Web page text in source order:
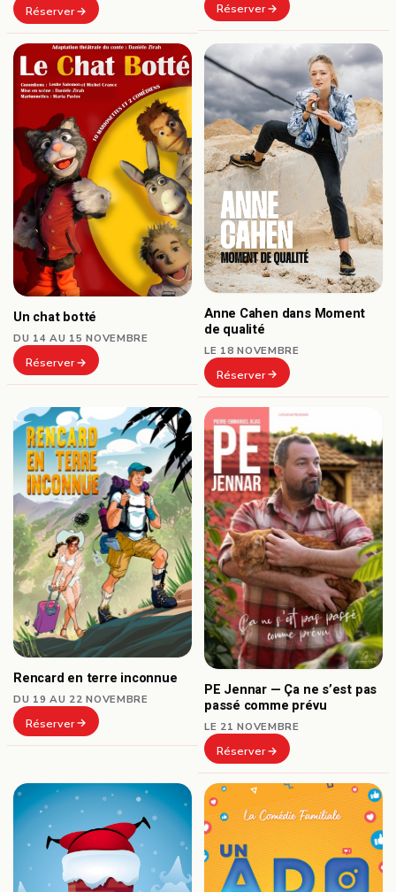
Réserver Réserver
Un chat botté
DU 14 AU 15 NOVEMBRE
Réserver
Anne Cahen dans Moment
de qualité
LE 18 NOVEMBRE
Réserver
Rencard en terre inconnue
DU 19 AU 22 NOVEMBRE
Réserver
PE Jennar — Ça ne s’est pas
passé comme prévu
LE 21 NOVEMBRE
Réserver